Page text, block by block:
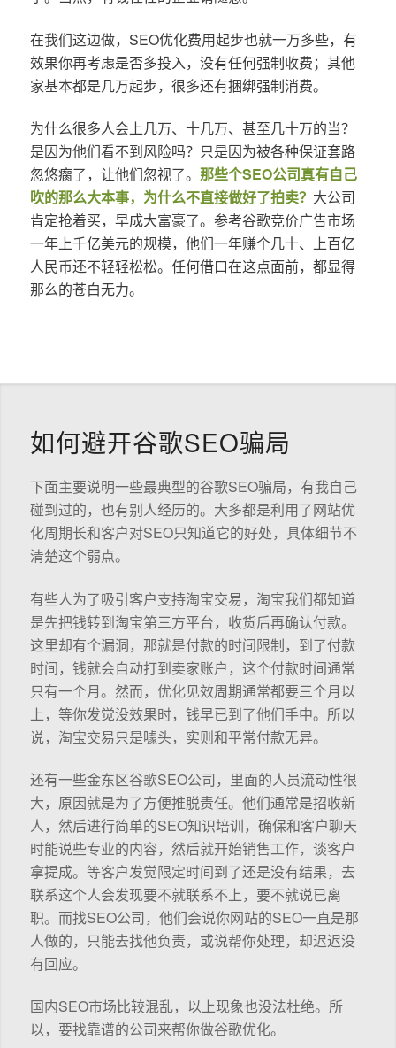
在我们这边做，SEO优化费用起步也就一万多些，有
效果你再考虑是否多投入，没有任何强制收费；其他
家基本都是几万起步，很多还有捆绑强制消费。
为什么很多人会上几万、十几万、甚至几十万的当？
是因为他们看不到风险吗？只是因为被各种保证套路
忽悠瘸了，让他们忽视了。 那些个SEO公司真有自己
吹的那么大本事，为什么不直接做好了拍卖？ 大公司
肯定抢着买，早成大富豪了。参考谷歌竞价广告市场
一年上千亿美元的规模，他们一年赚个几十、上百亿
人民币还不轻轻松松。任何借口在这点面前，都显得
那么的苍白无力。
如何避开谷歌SEO骗局
下面主要说明一些最典型的谷歌SEO骗局，有我自己
碰到过的，也有别人经历的。大多都是利用了网站优
化周期长和客户对SEO只知道它的好处，具体细节不
清楚这个弱点。
有些人为了吸引客户支持淘宝交易，淘宝我们都知道
是先把钱转到淘宝第三方平台，收货后再确认付款。
这里却有个漏洞，那就是付款的时间限制，到了付款
时间，钱就会自动打到卖家账户，这个付款时间通常
只有一个月。然而，优化见效周期通常都要三个月以
上，等你发觉没效果时，钱早已到了他们手中。所以
说，淘宝交易只是噱头，实则和平常付款无异。
还有一些金东区谷歌SEO公司，里面的人员流动性很
大，原因就是为了方便推脱责任。他们通常是招收新
人，然后进行简单的SEO知识培训，确保和客户聊天
时能说些专业的内容，然后就开始销售工作，谈客户
拿提成。等客户发觉限定时间到了还是没有结果，去
联系这个人会发现要不就联系不上，要不就说已离
职。而找SEO公司，他们会说你网站的SEO一直是那
人做的，只能去找他负责，或说帮你处理，却迟迟没
有回应。
国内SEO市场比较混乱，以上现象也没法杜绝。所
以，要找靠谱的公司来帮你做谷歌优化。